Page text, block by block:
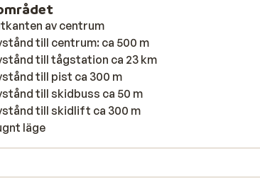
av centrum
till centrum: ca 500 m
till tågstation ca 23 km
till pist ca 300 m
till skidbuss ca 50 m
till skidlift ca 300 m
läge